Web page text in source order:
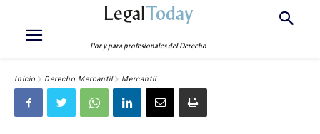
LegalToday
Por y para profesionales del Derecho
Inicio Derecho Mercantil Mercantil